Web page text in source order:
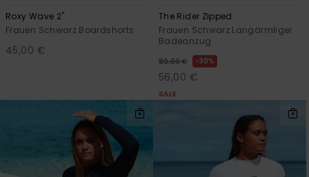
Roxy Wave 2"
Frauen Schwarz Boardshorts
45,00 €
The Rider Zipped
Frauen Schwarz Langärmliger
Badeanzug
80,00 € 30%
56,00 €
SALE